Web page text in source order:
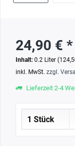
24,90 € *
Inhalt: 0.2 Liter
inkl. MwSt. zzgl.
Lieferzeit 2-4